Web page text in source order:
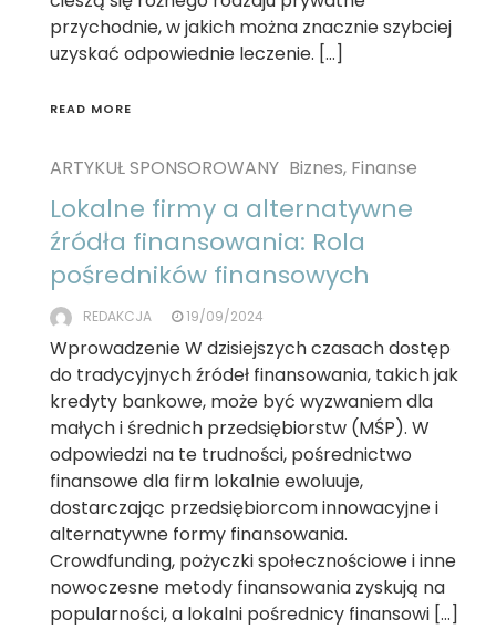
przychodnie, w jakich można znacznie szybciej
uzyskać odpowiednie leczenie. […]
READ MORE
ARTYKUŁ SPONSOROWANY Biznes, Finanse
Lokalne firmy a alternatywne
źródła finansowania: Rola
pośredników finansowych
REDAKCJA 19/09/2024
Wprowadzenie W dzisiejszych czasach dostęp
do tradycyjnych źródeł finansowania, takich jak
kredyty bankowe, może być wyzwaniem dla
małych i średnich przedsiębiorstw (MŚP). W
odpowiedzi na te trudności, pośrednictwo
finansowe dla firm lokalnie ewoluuje,
dostarczając przedsiębiorcom innowacyjne i
alternatywne formy finansowania.
Crowdfunding, pożyczki społecznościowe i inne
nowoczesne metody finansowania zyskują na
popularności, a lokalni pośrednicy finansowi […]